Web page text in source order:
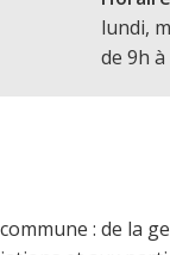
lundi,
de 9h à
: de la